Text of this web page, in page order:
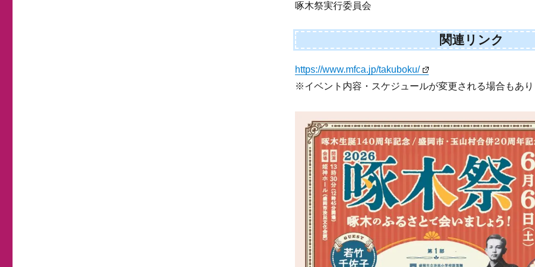
啄木祭実行委員会
関連リンク
https://www.mfca.jp/takuboku/
※イベント内容・スケジュールが変更される場合もあ